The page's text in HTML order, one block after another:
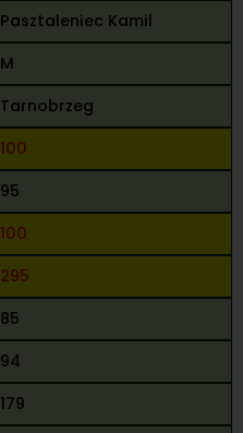
Pasztaleniec Kamil
M
Tarnobrzeg
100
95
100
295
85
94
179